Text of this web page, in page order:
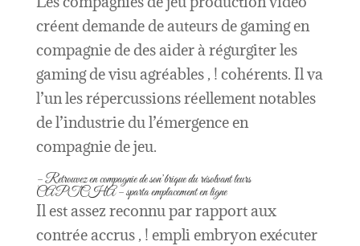
créent demande de auteurs de gaming en
compagnie de des aider à régurgiter les
gaming de visu agréables , ! cohérents. Il va
l’un les répercussions réellement notables
de l’industrie du l’émergence en
compagnie de jeu.
– Retrouvez en compagnie de son’brique du résolvant leurs
CAPTCHA – sparta emplacement en ligne
Il est assez reconnu par rapport aux
contrée accrus , ! empli embryon exécuter